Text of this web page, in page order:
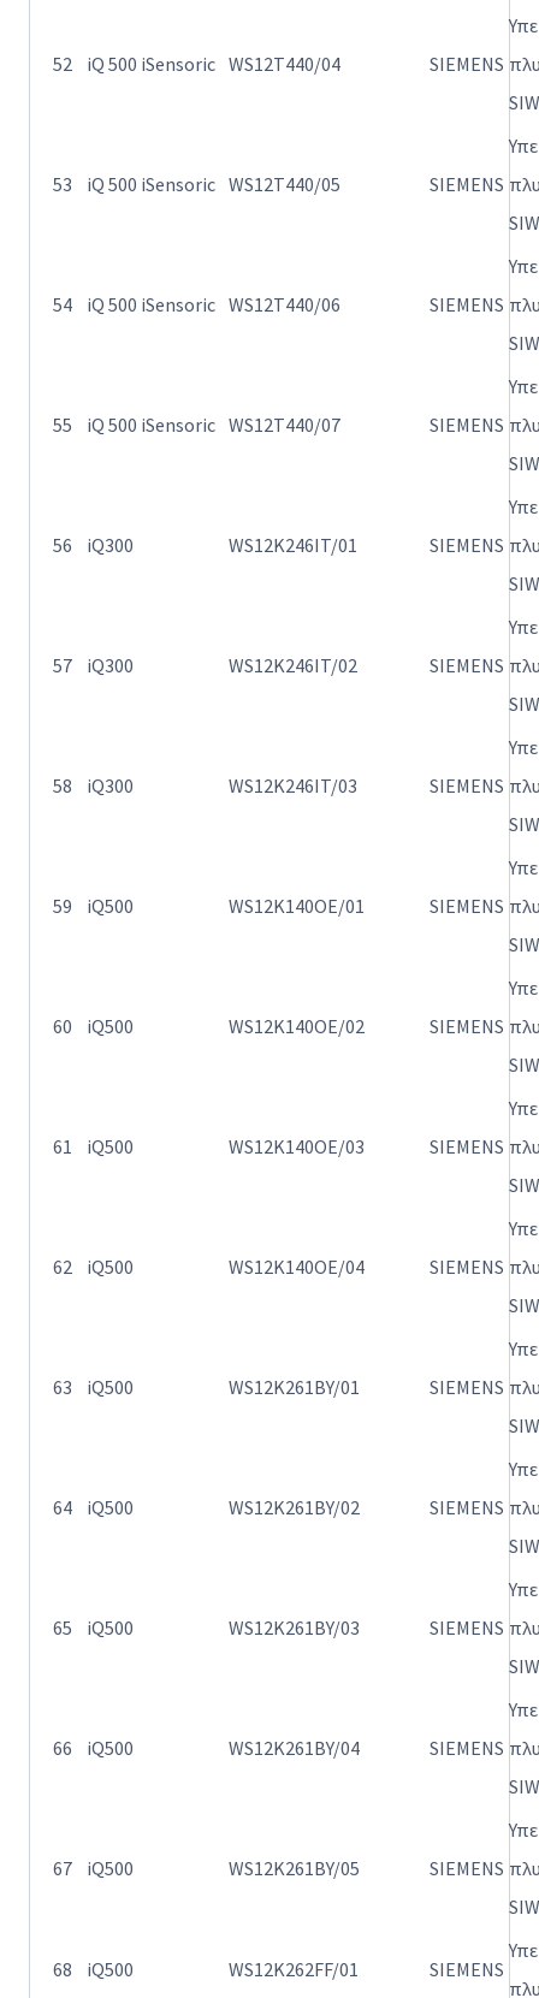
52 iQ 500 iSensoric WS12T440/04 SIEMENS
53 iQ 500 iSensoric WS12T440/05 SIEMENS
54 iQ 500 iSensoric WS12T440/06 SIEMENS
55 iQ 500 iSensoric WS12T440/07 SIEMENS
56 iQ300 WS12K246IT/01 SIEMENS
57 iQ300 WS12K246IT/02 SIEMENS
58 iQ300 WS12K246IT/03 SIEMENS
59 iQ500 WS12K140OE/01 SIEMENS
60 iQ500 WS12K140OE/02 SIEMENS
61 iQ500 WS12K140OE/03 SIEMENS
62 iQ500 WS12K140OE/04 SIEMENS
63 iQ500 WS12K261BY/01 SIEMENS
64 iQ500 WS12K261BY/02 SIEMENS
65 iQ500 WS12K261BY/03 SIEMENS
66 iQ500 WS12K261BY/04 SIEMENS
67 iQ500 WS12K261BY/05 SIEMENS
68 iQ500 WS12K262FF/01 SIEMENS